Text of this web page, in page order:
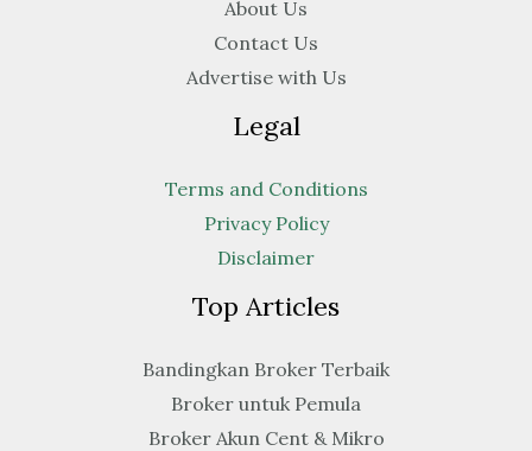
About Us
Contact Us
Advertise with Us
Legal
Terms and Conditions
Privacy Policy
Disclaimer
Top Articles
Bandingkan Broker Terbaik
Broker untuk Pemula
Broker Akun Cent & Mikro